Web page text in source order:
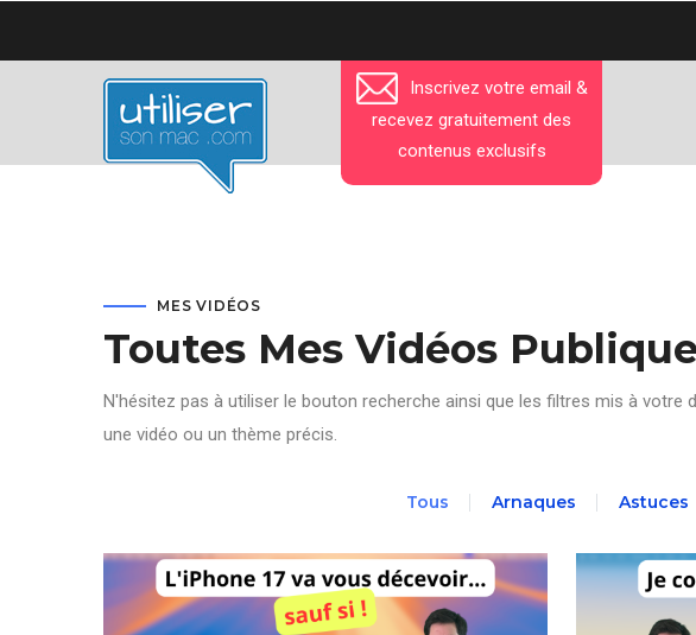
Inscrivez votre email &
recevez gratuitement des
contenus exclusifs
MES VIDÉOS
Toutes Mes Vidéos
N'hésitez pas à utiliser le bouton recherche ainsi que les filtres mis à votre
une vidéo ou un thème précis.
Tous Arnaques Astuces